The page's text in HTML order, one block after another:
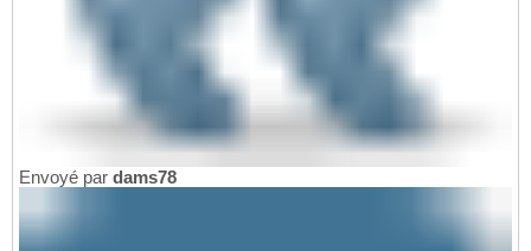
Envoyé par dams78